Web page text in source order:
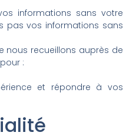
informations sans votre
pas vos informations sans
nous recueillons auprès de
:
et répondre à vos